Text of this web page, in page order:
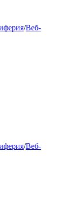
/Веб-
/Веб-